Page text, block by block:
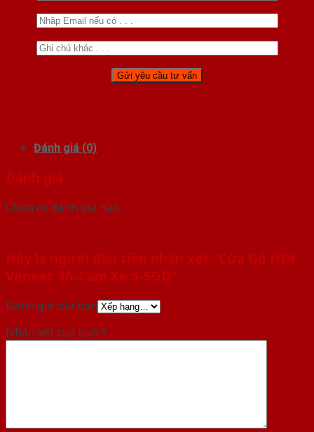
Đánh giá (0)
Đánh giá
Chưa có đánh giá nào.
Hãy là người đầu tiên nhận xét “Cửa Gỗ HDF
Veneer 4A-Căm Xe 5-SGD”
Đánh giá của bạn
Nhận xét của bạn *